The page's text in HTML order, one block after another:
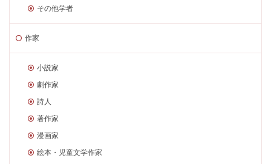
その他学者
作家
小説家
劇作家
詩人
著作家
漫画家
絵本・児童文学作家